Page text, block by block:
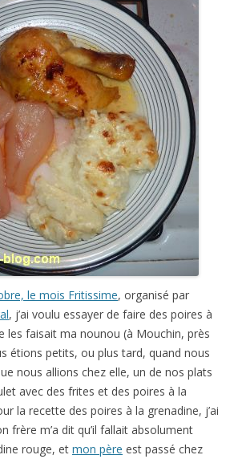
le mois Fritissime, organisé par
, j’ai voulu essayer de faire des poires à
les faisait ma nounou (à Mouchin, près
étions petits, ou plus tard, quand nous
nous allions chez elle, un de nos plats
avec des frites et des poires à la
la recette des poires à la grenadine, j’ai
frère m’a dit qu’il fallait absolument
rouge, et mon père est passé chez